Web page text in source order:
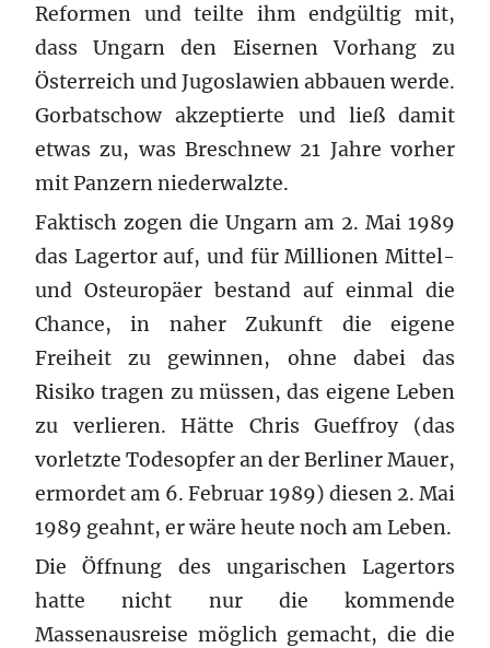
Reformen und teilte ihm endgültig mit,
dass Ungarn den Eisernen Vorhang zu
Österreich und Jugoslawien abbauen werde.
Gorbatschow akzeptierte und ließ damit
etwas zu, was Breschnew 21 Jahre vorher
mit Panzern niederwalzte.
Faktisch zogen die Ungarn am 2. Mai 1989
das Lagertor auf, und für Millionen Mittel-
und Osteuropäer bestand auf einmal die
Chance, in naher Zukunft die eigene
Freiheit zu gewinnen, ohne dabei das
Risiko tragen zu müssen, das eigene Leben
zu verlieren. Hätte Chris Gueffroy (das
vorletzte Todesopfer an der Berliner Mauer,
ermordet am 6. Februar 1989) diesen 2. Mai
1989 geahnt, er wäre heute noch am Leben.
Die Öffnung des ungarischen Lagertors
hatte nicht nur die kommende
Massenausreise möglich gemacht, die die